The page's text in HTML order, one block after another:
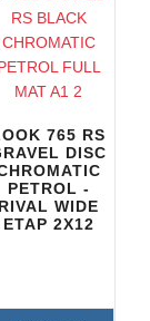
765 RS
DISC
PETROL -
RIVAL WIDE
ETAP 2X12